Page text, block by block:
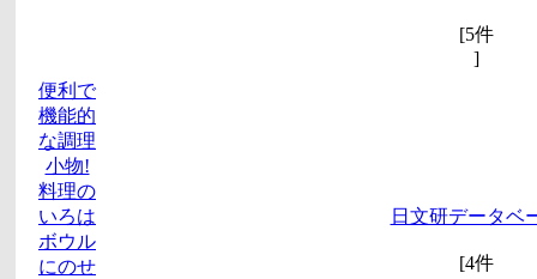
[5件
]
便利で
機能的
な調理
小物!
料理の
いろは
ボウル
にのせ
日文研データベ
[4件